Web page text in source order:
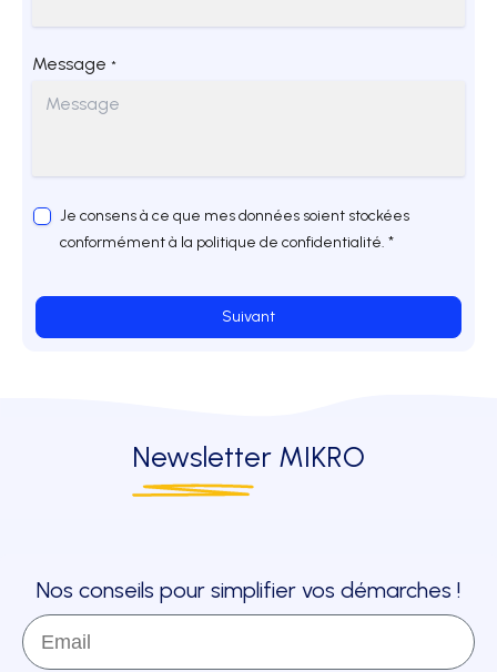
Message *
Je consens à ce que mes données soient stockées
conformément à la politique de confidentialité. *
Suivant
Newsletter MIKRO
Nos conseils pour simplifier vos démarches !
Email